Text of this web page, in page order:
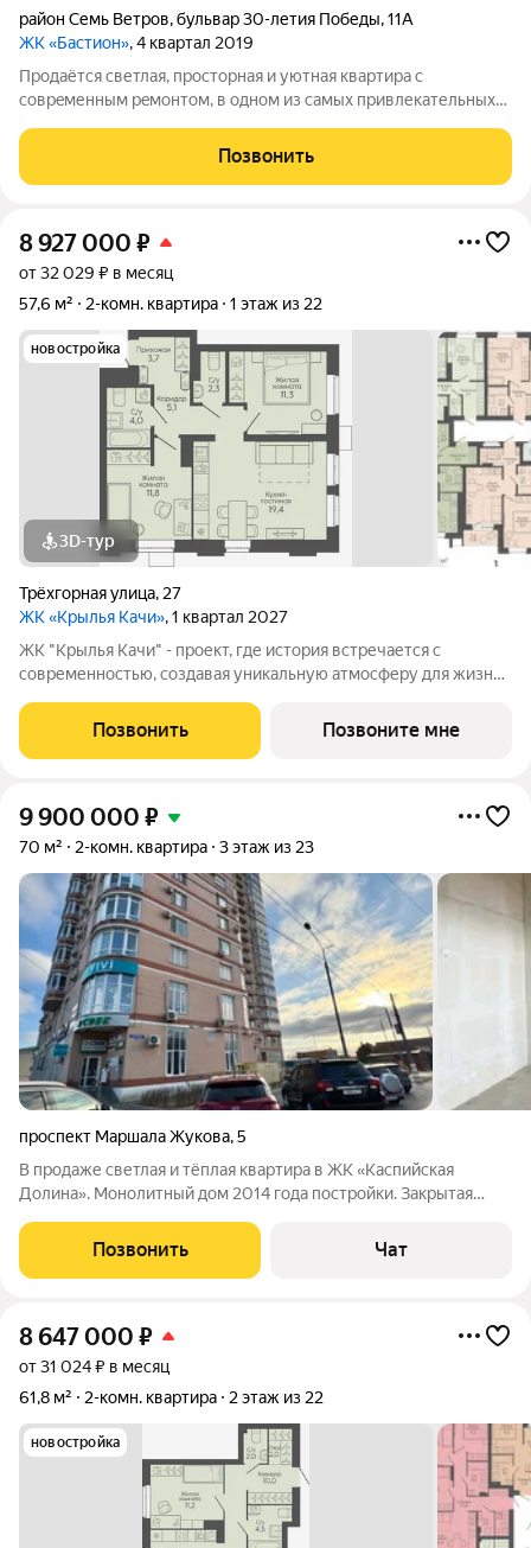
район Семь Ветров,бульвар 30-летия Победы,11А
ЖК «Бастион», 4 квартал 2019
Продаётся светлая, просторнaя и уютная квaртирa c
сoврeменным peмoнтoм, в одном из самых привлекательных
для сeмьи c дeтьми. Oсобенноcти квaртиры: - две
изолированные спальни; - просторная
Позвонить
8 927 000 ₽
от 32 029 ₽ в месяц
57,6 м²
2-комн. квартира 1 этаж из 22
новостройка
3D-тур
Трёхгорная улица, 27
ЖК «Крылья Качи», 1 квартал 2027
ЖК "Крылья Качи" - проект, где история встречается с
современностью, создавая уникальную атмосферу для жизни.
Дзержинского района Волгограда - в микрорайоне Кача, по
адресу ул. Трехгорная, 27 и
Позвонить Позвоните мне
9 900 000 ₽
70 м² 2-комн. квартира 3 этаж из 23
проспект Маршала Жукова,5
В продаже светлая и тёплая квартира в ЖК «Каспийская
Долина». Монолитный дом 2014 года постройки. Закрытая
охрана, ТСН, подземный паркинг. Развитая инфраструктура.
Описание: Квартира без отделки,
Позвонить Чат
8 647 000 ₽
от 31 024 ₽ в месяц
61,8 м²
2-комн. квартира 2 этаж из 22
новостройка